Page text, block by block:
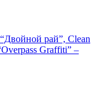
рай”, Clean
Graffiti” –